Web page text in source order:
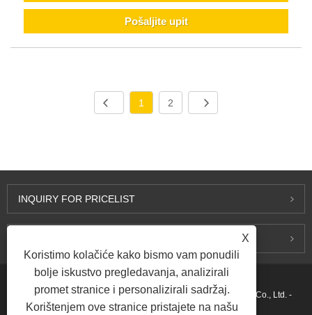
Pošaljite upit
1 2
INQUIRY FOR PRICELIST
Autorsko pravo © 2015-2026 Ningbo Kaxite Sealing Materials Co., Ltd. -
X
Koristimo kolačiće kako bismo vam ponudili
bolje iskustvo pregledavanja, analizirali
promet stranice i personalizirali sadržaj.
Korištenjem ove stranice pristajete na našu